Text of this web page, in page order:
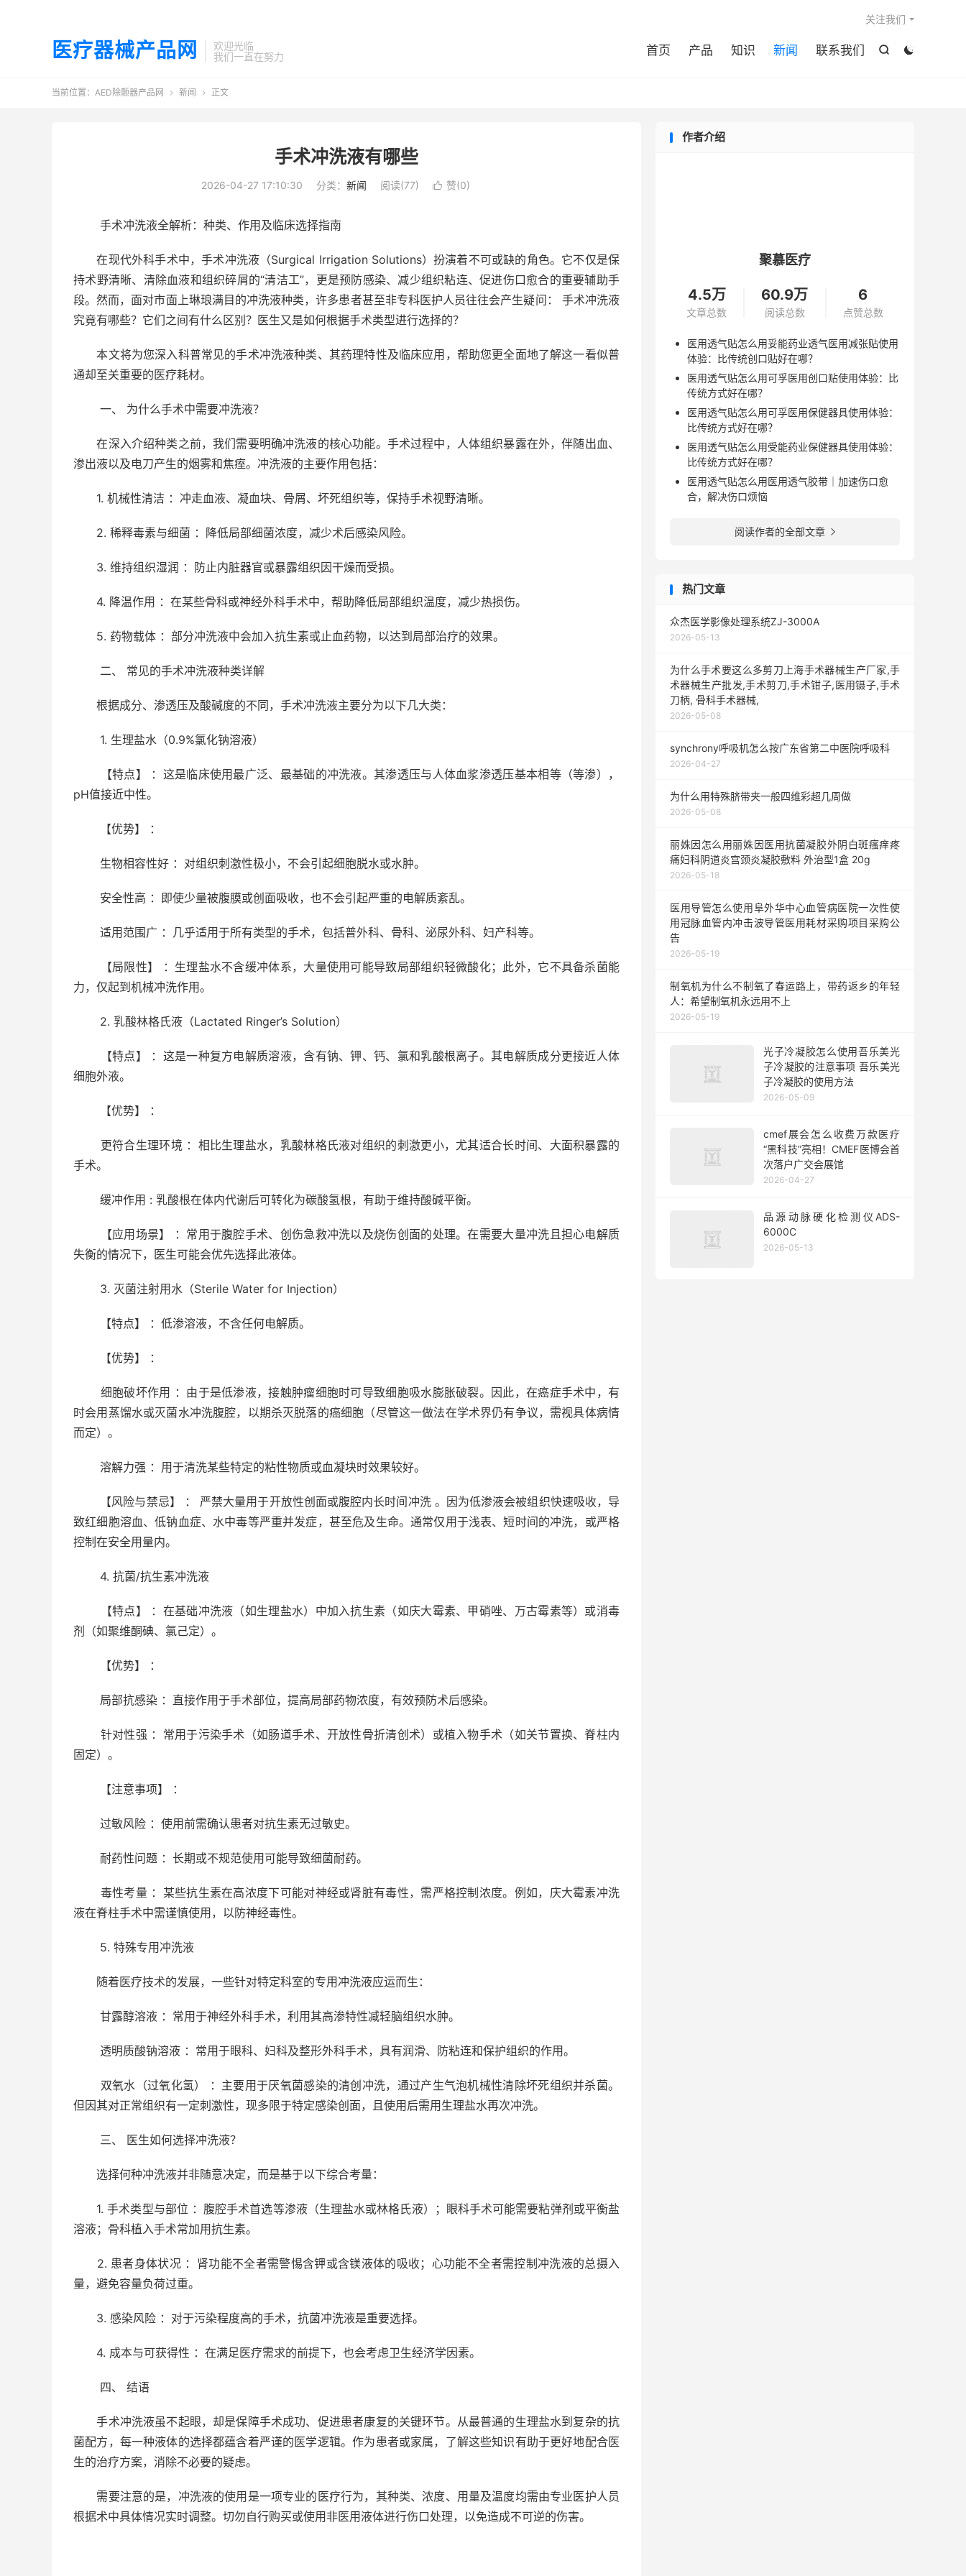
医疗器械产品网
欢迎光临
我们一直在努力


首页 产品 知识 新闻 联系我们
关注我们
当前位置： AED除颤器产品网  新闻  正文
手术冲洗液有哪些
2026-04-27 17:10:30 分类： 新闻 阅读(77)  赞(0)
手术冲洗液全解析：种类、作用及临床选择指南
在现代外科手术中，手术冲洗液（Surgical Irrigation Solutions）扮演着不可或缺的角色。它不仅是保
持术野清晰、清除血液和组织碎屑的“清洁工”，更是预防感染、减少组织粘连、促进伤口愈合的重要辅助手
段。然而，面对市面上琳琅满目的冲洗液种类，许多患者甚至非专科医护人员往往会产生疑问： 手术冲洗液
究竟有哪些？它们之间有什么区别？医生又是如何根据手术类型进行选择的？
本文将为您深入科普常见的手术冲洗液种类、其药理特性及临床应用，帮助您更全面地了解这一看似普
通却至关重要的医疗耗材。
一、 为什么手术中需要冲洗液？
在深入介绍种类之前，我们需要明确冲洗液的核心功能。手术过程中，人体组织暴露在外，伴随出血、
渗出液以及电刀产生的烟雾和焦痓。冲洗液的主要作用包括：
1. 机械性清洁 ：冲走血液、凝血块、骨屑、坏死组织等，保持手术视野清晰。
2. 稀释毒素与细菌 ：降低局部细菌浓度，减少术后感染风险。
3. 维持组织湿润 ：防止内脏器官或暴露组织因干燥而受损。
4. 降温作用 ：在某些骨科或神经外科手术中，帮助降低局部组织温度，减少热损伤。
5. 药物载体 ：部分冲洗液中会加入抗生素或止血药物，以达到局部治疗的效果。
二、 常见的手术冲洗液种类详解
根据成分、渗透压及酸碱度的不同，手术冲洗液主要分为以下几大类：
1. 生理盐水（0.9%氯化钠溶液）
【特点】 ：这是临床使用最广泛、最基础的冲洗液。其渗透压与人体血浆渗透压基本相等（等渗），
pH值接近中性。
【优势】 ：
生物相容性好 ：对组织刺激性极小，不会引起细胞脱水或水肿。
安全性高 ：即使少量被腹膜或创面吸收，也不会引起严重的电解质紊乱。
适用范围广 ：几乎适用于所有类型的手术，包括普外科、骨科、泌尿外科、妇产科等。
【局限性】 ：生理盐水不含缓冲体系，大量使用可能导致局部组织轻微酸化；此外，它不具备杀菌能
力，仅起到机械冲洗作用。
2. 乳酸林格氏液（Lactated Ringer’s Solution）
【特点】 ：这是一种复方电解质溶液，含有钠、钾、钙、氯和乳酸根离子。其电解质成分更接近人体
细胞外液。
【优势】 ：
更符合生理环境 ：相比生理盐水，乳酸林格氏液对组织的刺激更小，尤其适合长时间、大面积暴露的
手术。
缓冲作用 : 乳酸根在体内代谢后可转化为碳酸氢根，有助于维持酸碱平衡。
【应用场景】 ：常用于腹腔手术、创伤急救冲洗以及烧伤创面的处理。在需要大量冲洗且担心电解质
失衡的情况下，医生可能会优先选择此液体。
3. 灭菌注射用水（Sterile Water for Injection）
【特点】 ：低渗溶液，不含任何电解质。
【优势】 ：
细胞破坏作用 ：由于是低渗液，接触肿瘤细胞时可导致细胞吸水膨胀破裂。因此，在癌症手术中，有
时会用蒸馏水或灭菌水冲洗腹腔，以期杀灭脱落的癌细胞（尽管这一做法在学术界仍有争议，需视具体病情
而定）。
溶解力强 ：用于清洗某些特定的粘性物质或血凝块时效果较好。
【风险与禁忌】 ： 严禁大量用于开放性创面或腹腔内长时间冲洗 。因为低渗液会被组织快速吸收，导
致红细胞溶血、低钠血症、水中毒等严重并发症，甚至危及生命。通常仅用于浅表、短时间的冲洗，或严格
控制在安全用量内。
4. 抗菌/抗生素冲洗液
【特点】 ：在基础冲洗液（如生理盐水）中加入抗生素（如庆大霉素、甲硝唑、万古霉素等）或消毒
剂（如聚维酮碘、氯己定）。
【优势】 ：
局部抗感染 ：直接作用于手术部位，提高局部药物浓度，有效预防术后感染。
针对性强 ：常用于污染手术（如肠道手术、开放性骨折清创术）或植入物手术（如关节置换、脊柱内
固定）。
【注意事项】 ：
过敏风险 ：使用前需确认患者对抗生素无过敏史。
耐药性问题 ：长期或不规范使用可能导致细菌耐药。
毒性考量 ：某些抗生素在高浓度下可能对神经或肾脏有毒性，需严格控制浓度。例如，庆大霉素冲洗
液在脊柱手术中需谨慎使用，以防神经毒性。
5. 特殊专用冲洗液
随着医疗技术的发展，一些针对特定科室的专用冲洗液应运而生：
甘露醇溶液 ：常用于神经外科手术，利用其高渗特性减轻脑组织水肿。
透明质酸钠溶液 ：常用于眼科、妇科及整形外科手术，具有润滑、防粘连和保护组织的作用。
双氧水（过氧化氢） ：主要用于厌氧菌感染的清创冲洗，通过产生气泡机械性清除坏死组织并杀菌。
但因其对正常组织有一定刺激性，现多限于特定感染创面，且使用后需用生理盐水再次冲洗。
三、 医生如何选择冲洗液？
选择何种冲洗液并非随意决定，而是基于以下综合考量：
1. 手术类型与部位 ：腹腔手术首选等渗液（生理盐水或林格氏液）；眼科手术可能需要粘弹剂或平衡盐
溶液；骨科植入手术常加用抗生素。
2. 患者身体状况 ：肾功能不全者需警惕含钾或含镁液体的吸收；心功能不全者需控制冲洗液的总摄入
量，避免容量负荷过重。
3. 感染风险 ：对于污染程度高的手术，抗菌冲洗液是重要选择。
4. 成本与可获得性 ：在满足医疗需求的前提下，也会考虑卫生经济学因素。
四、 结语
手术冲洗液虽不起眼，却是保障手术成功、促进患者康复的关键环节。从最普通的生理盐水到复杂的抗
菌配方，每一种液体的选择都蕴含着严谨的医学逻辑。作为患者或家属，了解这些知识有助于更好地配合医
生的治疗方案，消除不必要的疑虑。
需要注意的是，冲洗液的使用是一项专业的医疗行为，其种类、浓度、用量及温度均需由专业医护人员
根据术中具体情况实时调整。切勿自行购买或使用非医用液体进行伤口处理，以免造成不可逆的伤害。
作者介绍
聚慕医疗
4.5万
文章总数
60.9万
阅读总数
6
点赞总数
医用透气贴怎么用妥能药业透气医用减张贴使用
体验：比传统创口贴好在哪？
医用透气贴怎么用可孚医用创口贴使用体验：比
传统方式好在哪？
医用透气贴怎么用可孚医用保健器具使用体验：
比传统方式好在哪？
医用透气贴怎么用受能药业保健器具使用体验：
比传统方式好在哪？
医用透气贴怎么用医用透气胶带｜加速伤口愈
合，解决伤口烦恼
阅读作者的全部文章 
热门文章
众杰医学影像处理系统ZJ-3000A
2026-05-13
为什么手术要这么多剪刀上海手术器械生产厂家,手
术器械生产批发,手术剪刀,手术钳子,医用镊子,手术
刀柄, 骨科手术器械,
2026-05-08
synchrony呼吸机怎么按广东省第二中医院呼吸科
2026-04-27
为什么用特殊脐带夹一般四维彩超几周做
2026-05-08
丽姝因怎么用丽姝因医用抗菌凝胶外阴白斑瘙痒疼
痛妇科阴道炎宫颈炎凝胶敷料 外治型1盒 20g
2026-05-18
医用导管怎么使用阜外华中心血管病医院一次性使
用冠脉血管内冲击波导管医用耗材采购项目采购公
告
2026-05-19
制氧机为什么不制氧了春运路上，带药返乡的年轻
人：希望制氧机永远用不上
2026-05-19
光子冷凝胶怎么使用吾乐美光
子冷凝胶的注意事项 吾乐美光
子冷凝胶的使用方法
2026-05-09
cmef展会怎么收费万款医疗
“黑科技”亮相！CMEF医博会首
次落户广交会展馆
2026-04-27
品源动脉硬化检测仪ADS-
6000C
2026-05-13